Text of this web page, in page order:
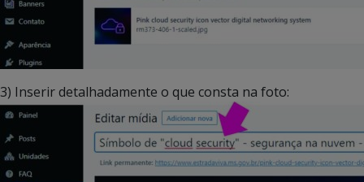
3) Inserir detalhadamente o que consta na foto: